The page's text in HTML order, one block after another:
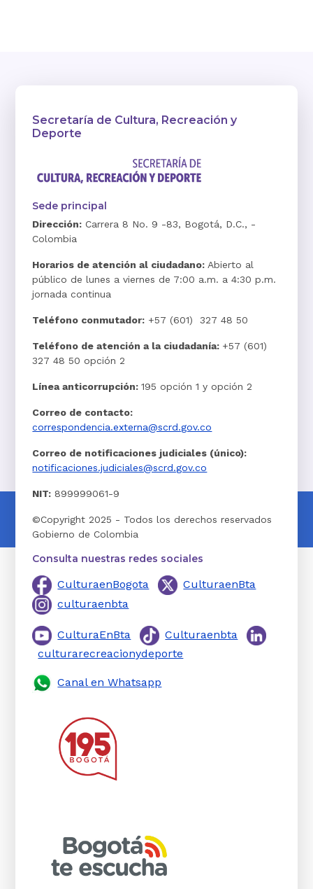
Secretaría de Cultura, Recreación y
Deporte
Sede principal
Dirección: Carrera 8 No. 9 -83, Bogotá, D.C., -
Colombia
Horarios de atención al ciudadano: Abierto al
público de lunes a viernes de 7:00 a.m. a 4:30 p.m.
jornada continua
Teléfono conmutador: +57 (601) 327 48 50
Teléfono de atención a la ciudadanía: +57 (601)
327 48 50 opción 2
Línea anticorrupción:195 opción 1 y opción 2
Correo de contacto:
correspondencia.externa@scrd.gov.co
Correo de notificaciones judiciales (único):
notificaciones.judiciales@scrd.gov.co
NIT: 899999061-9
©Copyright 2025 - Todos los derechos reservados
Gobierno de Colombia
Consulta nuestras redes sociales
CulturaenBogota
CulturaenBta
culturaenbta
CulturaEnBta
Culturaenbta
culturarecreacionydeporte
Canal en Whatsapp